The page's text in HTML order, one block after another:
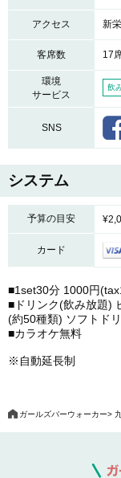
アクセス 新
客席数 17
環境
サービス
飲
SNS
システム
予算の目安
カード
■1set30分 1000円
■ドリンク(飲み放題)
(約50種類) ソフトド
■カラオケ無料
※自動延長制
ガールズバーウォーカー